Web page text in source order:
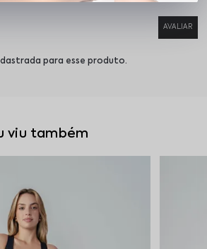
para esse produto.
viu também